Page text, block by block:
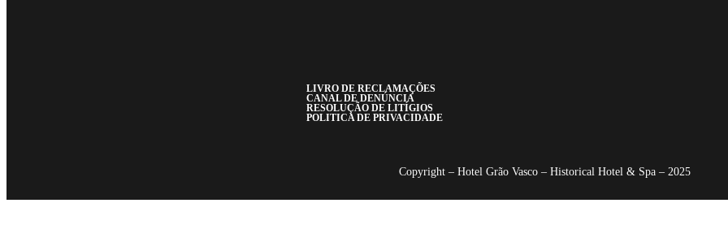
LIVRO DE RECLAMAÇÕES
CANAL DE DENÚNCIA
RESOLUÇÃO DE LITÍGIOS
POLITICA DE PRIVACIDADE
Copyright – Hotel Grão Vasco – Historical Hotel & Spa – 2025